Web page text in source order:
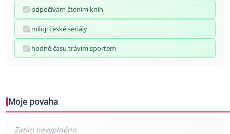
odpočívám čtením knih
miluji české seriály
hodně času trávím sportem
Moje povaha